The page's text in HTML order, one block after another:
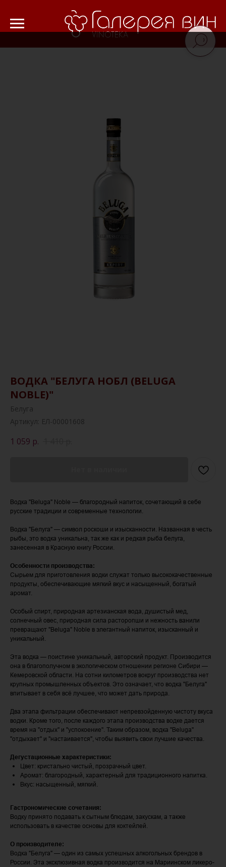
ВОДКА "БЕЛУГА НОБЛ (BELUGA
NOBLE)"
Белуга
Артикул: ЕЛ-00001608
1 059 р.
Водка "Beluga" Noble — благородный напиток, сочетающий в себе
русские традиции и современные технологии.
Водка "Белуга" — символ роскоши и изысканности. Названная в честь
рыбы, это водка уникальна, так же как и редкая рыба белуга,
занесенная в Красную книгу России.
Особенности производства:
Сырьем для приготовления водки служат только высококачественные
продукты, обеспечивающие мягкий вкус и насыщенный, богатый
аромат.
Особый спирт, природная артезианская вода, душистый мед,
солнечный овес, природная сила расторопши и нежность ванили
превращают "Beluga" Noble в элегантный напиток, изысканный и
уникальный.
Эта водка — поистине уникальный, авторский продукт. Производится
она в благополучном в экологическом отношении регионе Сибири —
Кемеровской области. На сотни километров вокруг производства нет
крупных промышленных объектов. Это означает, что водка "Белуга"
впитывает в себя всё лучшее, что может дать природа.
Два этапа фильтрации обеспечивают непревзойденную чистоту вкуса
водки. Кроме того, после каждого этапа производства водке дается
время на "отдых" и "успокоение". Таким образом, водка "Beluga"
"отдыхает" и "настаивается", чтобы выявить свои лучшие качества.
Дегустационные характеристики:
Цвет: кристально чистый, прозрачный цвет.
Аромат: благородный, характерный для традиционного напитка.
Вкус: насыщенный, мягкий.
Гастрономические сочетания:
Водку принято подавать к сытным блюдам, закускам, а также
использовать в качестве основы для коктейлей.
О производителе:
Водка "Белуга" — один из самых успешных алкогольных брендов в
России. Эта эксклюзивная водка производится на Мариинском ликеро-